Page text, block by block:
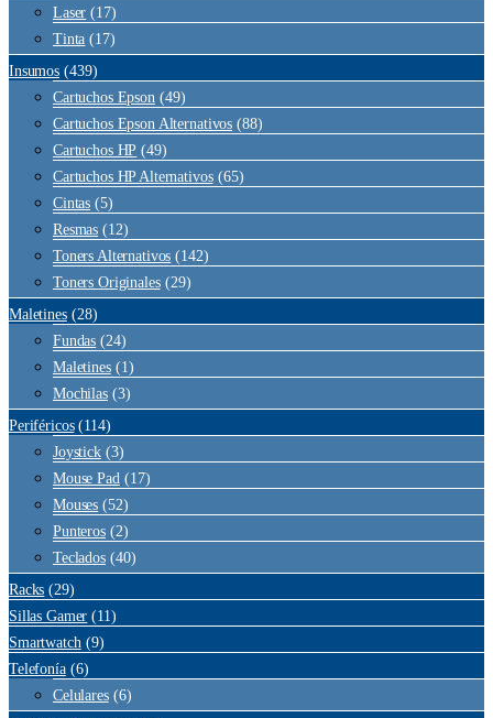
Laser (17)
Tinta (17)
Insumos (439)
Cartuchos Epson (49)
Cartuchos Epson Alternativos (88)
Cartuchos HP (49)
Cartuchos HP Alternativos (65)
Cintas (5)
Resmas (12)
Toners Alternativos (142)
Toners Originales (29)
Maletines (28)
Fundas (24)
Maletines (1)
Mochilas (3)
Periféricos (114)
Joystick (3)
Mouse Pad (17)
Mouses (52)
Punteros (2)
Teclados (40)
Racks (29)
Sillas Gamer (11)
Smartwatch (9)
Telefonía (6)
Celulares (6)